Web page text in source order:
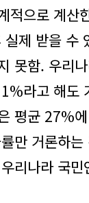
적으로 계산
제 받을 수
못함. 우리
라고 해도
평균 27%
만 거론하
리나라 국